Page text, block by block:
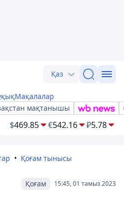
Қаз
Мақалалар
мақтанышы
$469.85 €542.16 ₽5.78
Қоғам тынысы
15:45, 01 тамыз 2023
Қоғам